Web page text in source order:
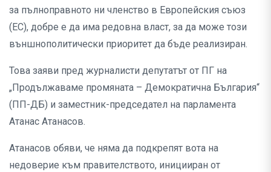
за пълноправното ни членство в Европейския съюз
(ЕС), добре е да има редовна власт, за да може този
външнополитически приоритет да бъде реализиран.
Това заяви пред журналисти депутатът от ПГ на
„Продължаваме промяната – Демократична България“
(ПП-ДБ) и заместник-председател на парламента
Атанас Атанасов.
Атанасов обяви, че няма да подкрепят вота на
недоверие към правителството, иницииран от